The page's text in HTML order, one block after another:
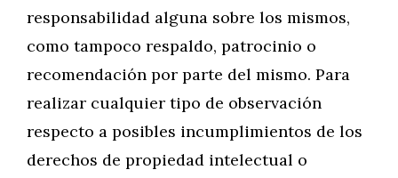
responsabilidad alguna sobre los mismos,
como tampoco respaldo, patrocinio o
recomendación por parte del mismo. Para
realizar cualquier tipo de observación
respecto a posibles incumplimientos de los
derechos de propiedad intelectual o